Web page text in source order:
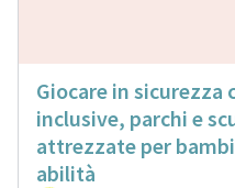
Giocare in
inclusive, parchi e
attrezzate per
abilità